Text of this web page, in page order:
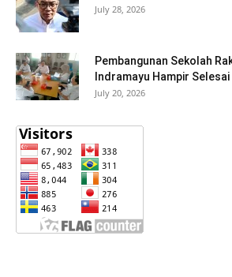
July 28, 2026
Pembangunan Sekolah
Indramayu Hampir Selesai
July 20, 2026